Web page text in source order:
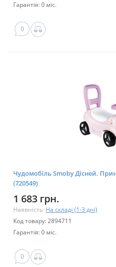
Гарантія: 0 міс.
0
Чудомобіль Smoby Дiсней.
(720549)
1 683 грн.
Наявність: На складі (1-3 дні)
Код товару: 2894711
Гарантія: 0 міс.
0